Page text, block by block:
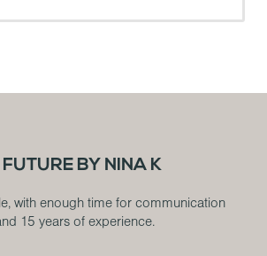
BY NINA K
with enough time for communication
15 years of experience.